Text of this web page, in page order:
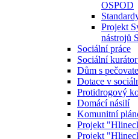
OSPOD
Projekt
nástrojů
Sociální práce
Sociální
Dům s
Dotace v
Protidrogový
Domácí násilí
Komunitní
Projekt
Projekt